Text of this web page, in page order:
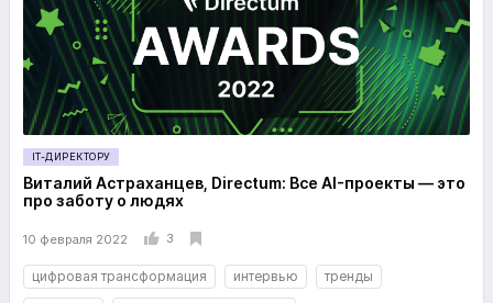
IT-ДИРЕКТОРУ
Виталий Астраханцев, Directum: Все AI-проекты — это
про заботу о людях
10 февраля 2022 3
цифровая трансформация интервью
тренды